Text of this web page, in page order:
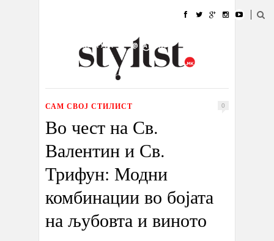
УБАВИНА
КУЛТУРА @РАБОТА
ИЗЛОГ
САМ СВОЈ СТИЛИСТ 0
Во чест на Св.
Валентин и Св.
Трифун: Модни
комбинации во бојата
на љубовта и виното